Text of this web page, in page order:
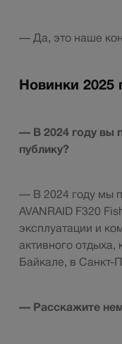
— Да, это наше
Новинки 2025
— В 2024 году вы
публику?
— В 2024 году мы
AVANRAID F320
эксплуатации и
активного
Байкале, в Санкт-
— Расскажите